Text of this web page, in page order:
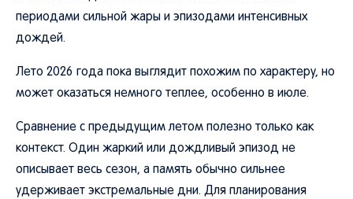
периодами сильной жары и эпизодами интенсивных
дождей.
Лето 2026 года пока выглядит похожим по характеру, но
может оказаться немного теплее, особенно в июле.
Сравнение с предыдущим летом полезно только как
контекст. Один жаркий или дождливый эпизод не
описывает весь сезон, а память обычно сильнее
удерживает экстремальные дни. Для планирования